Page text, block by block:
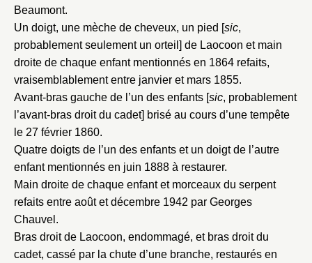
Beaumont.
Un doigt, une mèche de cheveux, un pied [sic,
probablement seulement un orteil] de Laocoon et main
droite de chaque enfant mentionnés en 1864 refaits,
vraisemblablement entre janvier et mars 1855.
Avant-bras gauche de l’un des enfants [sic, probablement
l’avant-bras droit du cadet] brisé au cours d’une tempête
le 27 février 1860.
Quatre doigts de l’un des enfants et un doigt de l’autre
enfant mentionnés en juin 1888 à restaurer.
Main droite de chaque enfant et morceaux du serpent
refaits entre août et décembre 1942 par Georges
Chauvel.
Bras droit de Laocoon, endommagé, et bras droit du
cadet, cassé par la chute d’une branche, restaurés en
Fermer
Choix du dossier où ajouter la
notice
Nom du dossier
Fermer
Connexion
Courriel